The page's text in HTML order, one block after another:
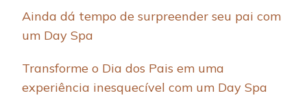
Ainda dá tempo de surpreender seu pai com
um Day Spa
Transforme o Dia dos Pais em uma
experiência inesquecível com um Day Spa